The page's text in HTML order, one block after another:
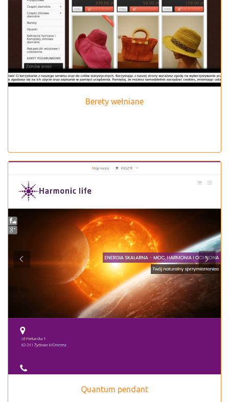
Berety wełniane
Quantum pendant